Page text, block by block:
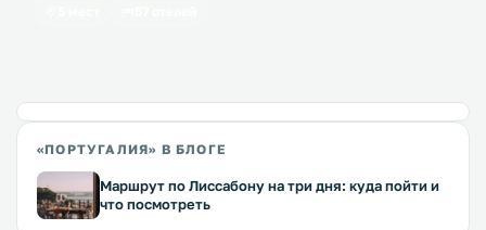
«ПОРТУГАЛИЯ» В БЛОГЕ
Маршрут по Лиссабону на три дня: куда пойти и
что посмотреть